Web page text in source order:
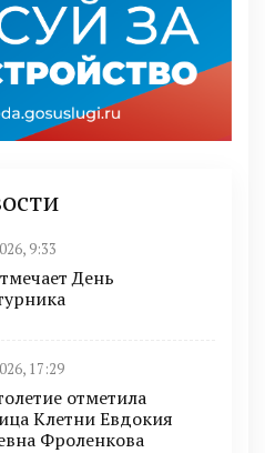
9:33
День
17:29
отметила
Клетни Евдокия
Фроленкова